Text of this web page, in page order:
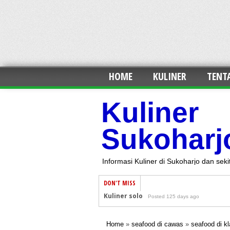
HOME KULINER
Kuliner
Informasi Kuliner di Sukoharjo dan
DON'T MISS
Kuliner Sukoharjo
Posted 131 days ago
Home » seafood di cawas » seafood di